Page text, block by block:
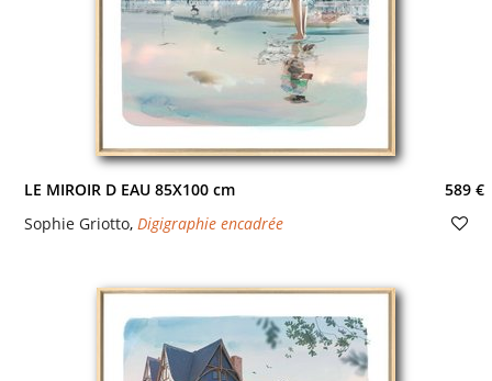
LE MIROIR D EAU 85X100 cm
589 €
Sophie Griotto, Digigraphie encadrée